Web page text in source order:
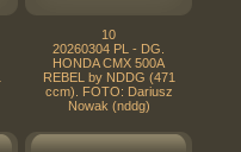
10
20260304 PL - DG.
HONDA CMX 500A
REBEL by NDDG (471
ccm). FOTO: Dariusz
Nowak (nddg)